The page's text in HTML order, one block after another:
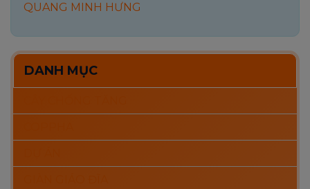
QUANG MINH HƯNG
DANH MỤC